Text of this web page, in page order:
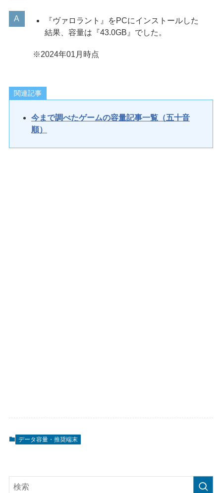
『ヴァロラント』をPCにインストールした
結果、容量は『43.0GB』でした。
※2024年01月時点
関連記事
今まで調べたゲームの容量記事一覧（五十音
順）
データ容量・推奨端末